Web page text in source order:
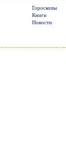
Гороскопы
Книги
Новости